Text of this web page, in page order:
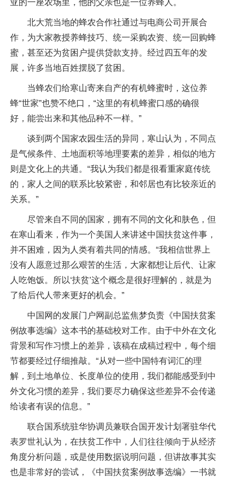
亚的一座农场里，他的父亲也是一位养蜂人。
北大荒当地的蜂农合作社通过与电商公司开展合
作，为大家教授养蜂技巧、统一采购农资、统一回购蜂
蜜，甚至还为贫困户提供贷款支持。经过四五年的发
展，许多当地百姓摆脱了贫困。
当蜂农们给寒山寄来自产的有机蜂蜜时，这位养
蜂“世家”也赞不绝口，“这里的有机蜂蜜口感的确很
好，能尝出来和其他品种不一样。”
谈到两个国家农园生活的异同，寒山认为，不同点
是气候条件、土地面积等地理要素的差异，相似的地方
则是文化上的共通。“我认为我们都是很看重家庭传统
的，家人之间的联系比较紧密，和邻居也有比较亲近的
关系。”
尽管来自不同的国家，拥有不同的文化和肤色，但
在寒山看来，作为一个美国人来讲述中国扶贫这件事，
并不困难，因为人类有着共同的情感。“我相信世界上
没有人愿意过那么艰苦的生活，大家都想让后代、让家
人吃饱饭。所以‘扶贫’这个概念是很好理解的，就是为
了给后代人带来更好的机会。”
中国网的发展门户网副总监焦梦负责《中国扶贫案
例故事选编》这本书的基础校对工作。由于中外在文化
背景和写作习惯上的差异，该稿在成稿过程中，每个细
节都要经过仔细推敲。“从对一些中国特有词汇的理
解，到土地单位、长度单位的使用，我们都能感受到中
外文化习惯的差异，我们要尽力确保这些差异不会传递
给读者有误的信息。”
联合国系统驻华协调员兼联合国开发计划署驻华代
表罗世礼认为，在扶贫工作中，人们往往倾向于从经济
角度分析问题，或是使用数据说明问题，但讲故事其实
也是非常好的尝试，《中国扶贫案例故事选编》一书就